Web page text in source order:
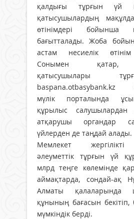
қалдығы тұрғын үй
қатысушылардың
өтінімдері бойынша
бағытталады. Жоба
астам несиелік
Сонымен қатар,
қатысушылары
baspana.otbasybank.kz
мүлік порталында
құрылыс салушылардан
атқарушы органдар
үйлерден де таңдай алады.
Мемлекет жергілікті
әлеуметтік тұрғын үй
млрд теңге көлемінде
аймақтарда, сондай-ақ
Алматы
құнының бағасын бекітіп,
мүмкіндік берді.